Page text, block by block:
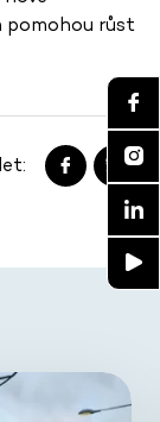
pomohou růst